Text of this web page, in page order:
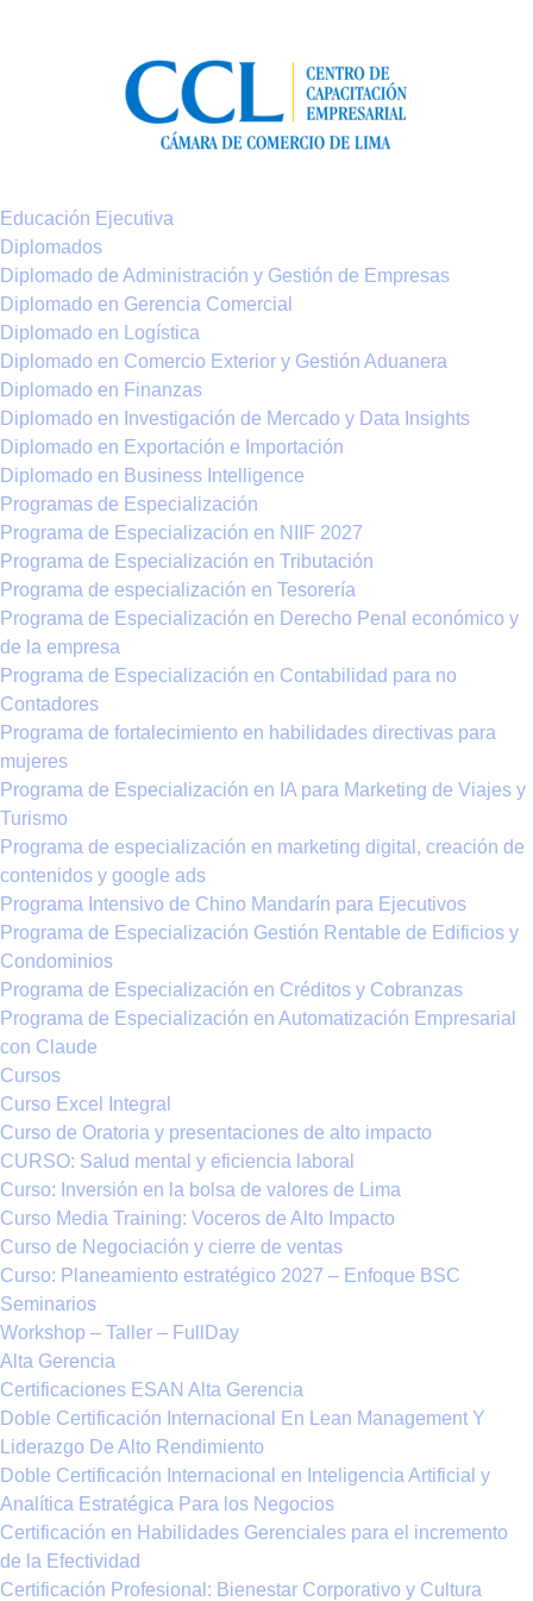
Educación Ejecutiva
Diplomados
Diplomado de Administración y Gestión de Empresas
Diplomado en Gerencia Comercial
Diplomado en Logística
Diplomado en Comercio Exterior y Gestión Aduanera
Diplomado en Finanzas
Diplomado en Investigación de Mercado y Data Insights
Diplomado en Exportación e Importación
Diplomado en Business Intelligence
Programas de Especialización
Programa de Especialización en NIIF 2027
Programa de Especialización en Tributación
Programa de especialización en Tesorería
Programa de Especialización en Derecho Penal económico y
de la empresa
Programa de Especialización en Contabilidad para no
Contadores
Programa de fortalecimiento en habilidades directivas para
mujeres
Programa de Especialización en IA para Marketing de Viajes y
Turismo
Programa de especialización en marketing digital, creación de
contenidos y google ads
Programa Intensivo de Chino Mandarín para Ejecutivos
Programa de Especialización Gestión Rentable de Edificios y
Condominios
Programa de Especialización en Créditos y Cobranzas
Programa de Especialización en Automatización Empresarial
con Claude
Cursos
Curso Excel Integral
Curso de Oratoria y presentaciones de alto impacto
CURSO: Salud mental y eficiencia laboral
Curso: Inversión en la bolsa de valores de Lima
Curso Media Training: Voceros de Alto Impacto
Curso de Negociación y cierre de ventas
Curso: Planeamiento estratégico 2027 – Enfoque BSC
Seminarios
Workshop – Taller – FullDay
Alta Gerencia
Certificaciones ESAN Alta Gerencia
Doble Certificación Internacional En Lean Management Y
Liderazgo De Alto Rendimiento
Doble Certificación Internacional en Inteligencia Artificial y
Analítica Estratégica Para los Negocios
Certificación en Habilidades Gerenciales para el incremento
de la Efectividad
Certificación Profesional: Bienestar Corporativo y Cultura